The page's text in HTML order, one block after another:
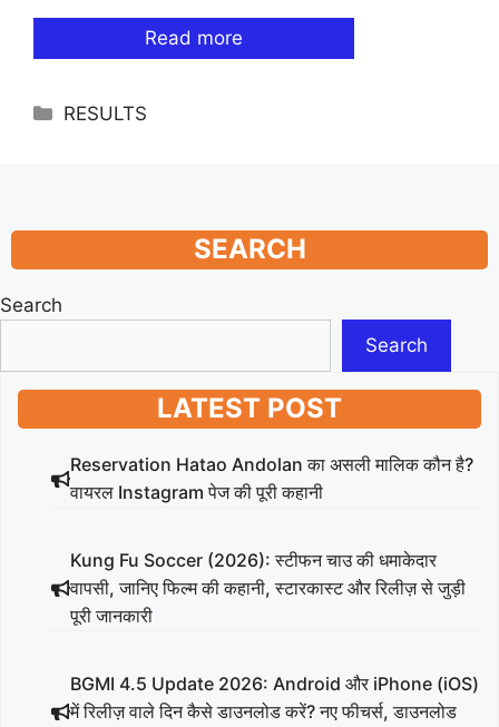
Read more
Categories
RESULTS
SEARCH
Search
Search
LATEST POST
Reservation Hatao Andolan का असली मालिक कौन है?
वायरल Instagram पेज की पूरी कहानी
Kung Fu Soccer (2026): स्टीफन चाउ की धमाकेदार
वापसी, जानिए फिल्म की कहानी, स्टारकास्ट और रिलीज़ से जुड़ी
पूरी जानकारी
BGMI 4.5 Update 2026: Android और iPhone (iOS)
में रिलीज़ वाले दिन कैसे डाउनलोड करें? नए फीचर्स, डाउनलोड